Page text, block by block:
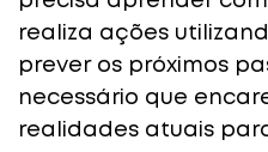
realiza ações
prever os próximos
necessário que
realidades atuais